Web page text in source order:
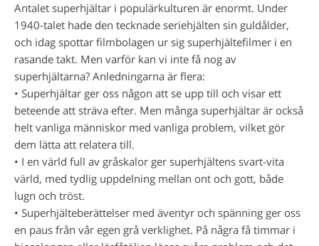
Antalet superhjältar i populärkulturen är enormt. Under
1940-talet hade den tecknade seriehjälten sin guldålder,
och idag spottar filmbolagen ur sig superhjältefilmer i en
rasande takt. Men varför kan vi inte få nog av
superhjältarna? Anledningarna är flera:
• Superhjältar ger oss någon att se upp till och visar ett
beteende att sträva efter. Men många superhjältar är också
helt vanliga människor med vanliga problem, vilket gör
dem lätta att relatera till.
• I en värld full av gråskalor ger superhjältens svart-vita
värld, med tydlig uppdelning mellan ont och gott, både
lugn och tröst.
• Superhjälteberättelser med äventyr och spänning ger oss
en paus från vår egen grå verklighet. På några få timmar i